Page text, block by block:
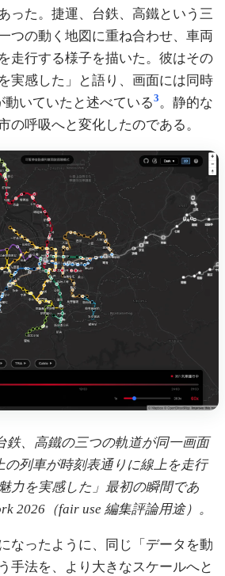
った。捷運、台鉄、高鐵という三
つの動く地図に重ね合わせ、車両
走行する様子を描いた。彼はその
実感した」と語り、画面には同時
動いていたと述べている3。静的な
の呼吸へと変化したのである。
鉄、高鐵の三つの軌道が同一画面
の列車が時刻表通りに線上を走行
力を実感した」最初の瞬間であ
2026（fair use 編集評論用途）。
なったように、同じ「データを動
手法を、より大きなスケールへと